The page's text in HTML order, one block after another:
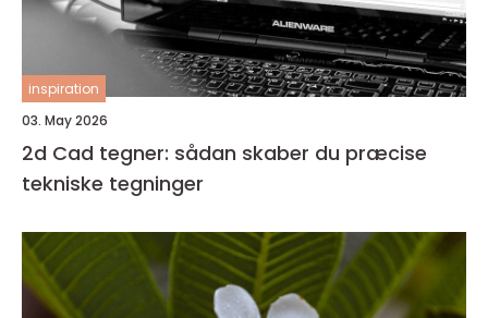
inspiration
03. May 2026
2d Cad tegner: sådan skaber du præcise
tekniske tegninger